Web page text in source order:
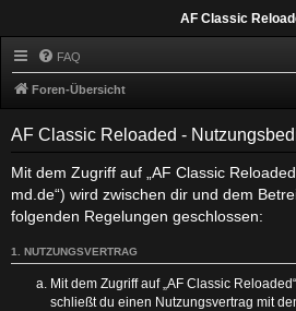
AF Classic
FAQ
Foren-Übersicht
AF Classic Reloaded -
Mit dem Zugriff auf „AF Classic
md.de“) wird zwischen dir und dem
folgenden Regelungen geschlossen:
1. NUTZUNGSVERTRAG
Mit dem Zugriff auf „AF Classic
schließt du einen Nutzungsvertrag mit